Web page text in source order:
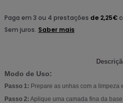
Modo de Uso:
Passo 1: Prepare as unhas com a limpeza
Passo 2: Aplique uma camada fina da